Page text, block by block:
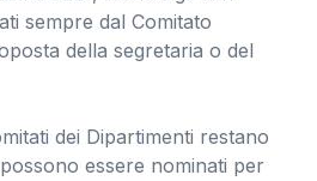
sempre dal Comitato
della segretaria o del
dei Dipartimenti restano
essere nominati per